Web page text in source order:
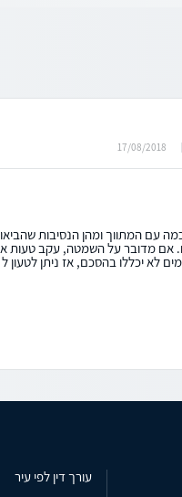
17/08/2018
עם המתווך ומהן הנסיבות
אם מדובר על השמטה, עקב טעות
לא יכללו בהסכם, אז ניתן לטעון
עורך דין לפי עיר